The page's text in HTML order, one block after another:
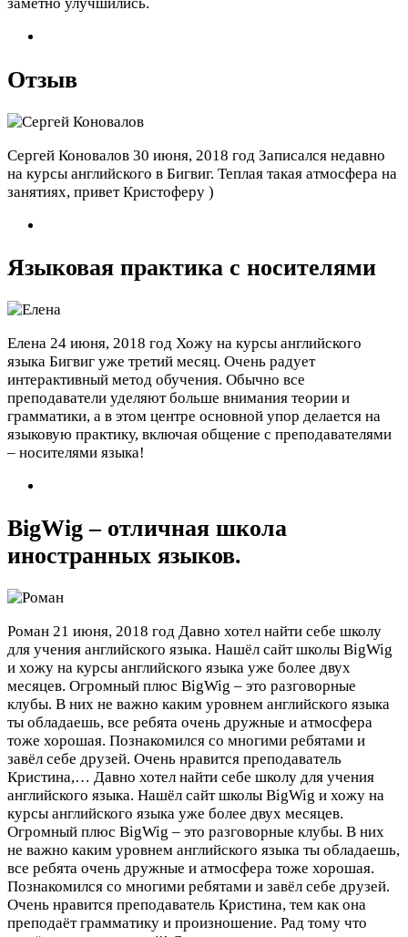
заметно улучшились.
Отзыв
Сергей Коновалов 30 июня, 2018 год Записался недавно
на курсы английского в Бигвиг. Теплая такая атмосфера на
занятиях, привет Кристоферу )
Языковая практика с носителями
Елена 24 июня, 2018 год Хожу на курсы английского
языка Бигвиг уже третий месяц. Очень радует
интерактивный метод обучения. Обычно все
преподаватели уделяют больше внимания теории и
грамматики, а в этом центре основной упор делается на
языковую практику, включая общение с преподавателями
– носителями языка!
BigWig – отличная школа
иностранных языков.
Роман 21 июня, 2018 год Давно хотел найти себе школу
для учения английского языка. Нашёл сайт школы BigWig
и хожу на курсы английского языка уже более двух
месяцев. Огромный плюс BigWig – это разговорные
клубы. В них не важно каким уровнем английского языка
ты обладаешь, все ребята очень дружные и атмосфера
тоже хорошая. Познакомился со многими ребятами и
завёл себе друзей. Очень нравится преподаватель
Кристина,… Давно хотел найти себе школу для учения
английского языка. Нашёл сайт школы BigWig и хожу на
курсы английского языка уже более двух месяцев.
Огромный плюс BigWig – это разговорные клубы. В них
не важно каким уровнем английского языка ты обладаешь,
все ребята очень дружные и атмосфера тоже хорошая.
Познакомился со многими ребятами и завёл себе друзей.
Очень нравится преподаватель Кристина, тем как она
преподаёт грамматику и произношение. Рад тому что